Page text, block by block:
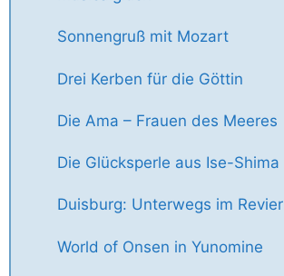
Sonnengruß mit Mozart
Drei Kerben für die Göttin
Die Ama – Frauen des Meeres
Die Glücksperle aus Ise-Shima
Duisburg: Unterwegs im Revier
World of Onsen in Yunomine